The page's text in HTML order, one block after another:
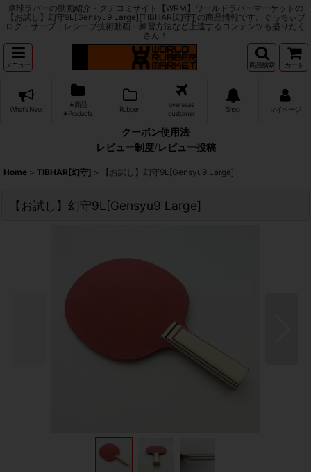
卓球ラバーの動画紹介・クチコミサイト【WRM】ワールドラバーマーケットの
【お試し】幻守9L[Gensyu9 Large][TIBHAR[幻守]]の商品情報です。ぐっちぃブ
ログ・サーブ・レシーブ技術動画・練習方法など上達するコンテンツも盛りだく
さん！
メニュー 商品検索 カート
What's New
★商品
★Products
Rubber
overseas
customer
Shop マイページ
クーポン使用法
レビュー制度/レビュー投稿
Home > TIBHAR[幻守] > 【お試し】幻守9L[Gensyu9 Large]
【お試し】幻守9L[Gensyu9 Large]